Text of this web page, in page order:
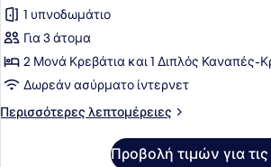
φωτογραφιών
για
Σουίτα,
1
Υπνοδωμάτιο
1 υπνοδωμάτιο
Για 3 άτομα
2 Μονά Κρεβάτια και 1 Διπλός Καναπές-
Δωρεάν ασύρματο ίντερνετ
Περισσότερες λεπτομέρειες
Περισσότερες
Προβολή τιμών για